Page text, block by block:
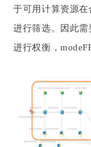
于可用计算资源
进行筛选。因此
进行权衡，